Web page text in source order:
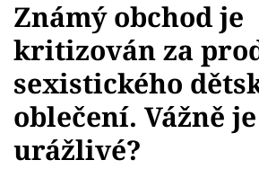
Témata
Showbyznys
Youtubeři
Známý obchod je
kritizován za
sexistického
oblečení. Vážně
urážlivé?